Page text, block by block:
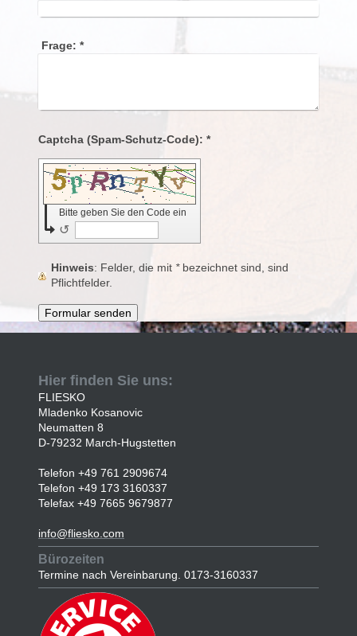
Frage: *
Captcha (Spam-Schutz-Code): *
Bitte geben Sie den Code ein
↺
Hinweis : Felder, die mit *bezeichnet sind, sind
Pflichtfelder.
Hier finden Sie uns:
FLIESKO
Mladenko Kosanovic
Neumatten 8
D-79232 March-Hugstetten
Telefon +49 761 2909674
Telefon +49 173 3160337
Telefax +49 7665 9679877
info@fliesko.com
Bürozeiten
Termine nach Vereinbarung. 0173-3160337